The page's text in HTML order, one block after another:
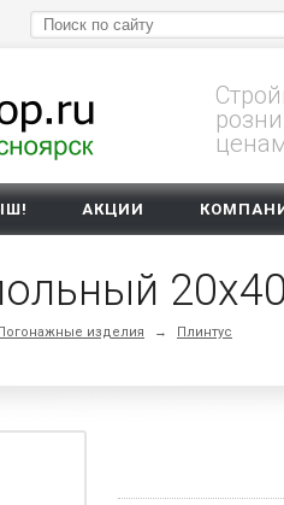
АКЦИИ
изделия → Плинтус